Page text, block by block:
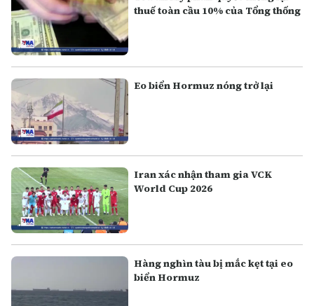
thuế toàn cầu 10% của Tổng thống
Eo biển Hormuz nóng trở lại
Iran xác nhận tham gia VCK
World Cup 2026
Hàng nghìn tàu bị mắc kẹt tại eo
biển Hormuz